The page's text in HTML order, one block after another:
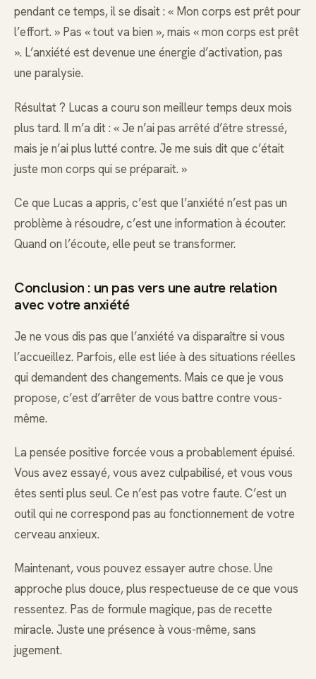
pendant ce temps, il se disait : « Mon corps est prêt pour
l’effort. » Pas « tout va bien », mais « mon corps est prêt
». L’anxiété est devenue une énergie d’activation, pas
une paralysie.
Résultat ? Lucas a couru son meilleur temps deux mois
plus tard. Il m’a dit : « Je n’ai pas arrêté d’être stressé,
mais je n’ai plus lutté contre. Je me suis dit que c’était
juste mon corps qui se préparait. »
Ce que Lucas a appris, c’est que l’anxiété n’est pas un
problème à résoudre, c’est une information à écouter.
Quand on l’écoute, elle peut se transformer.
Conclusion : un pas vers une autre relation
avec votre anxiété
Je ne vous dis pas que l’anxiété va disparaître si vous
l’accueillez. Parfois, elle est liée à des situations réelles
qui demandent des changements. Mais ce que je vous
propose, c’est d’arrêter de vous battre contre vous-
même.
La pensée positive forcée vous a probablement épuisé.
Vous avez essayé, vous avez culpabilisé, et vous vous
êtes senti plus seul. Ce n’est pas votre faute. C’est un
outil qui ne correspond pas au fonctionnement de votre
cerveau anxieux.
Maintenant, vous pouvez essayer autre chose. Une
approche plus douce, plus respectueuse de ce que vous
ressentez. Pas de formule magique, pas de recette
miracle. Juste une présence à vous-même, sans
jugement.